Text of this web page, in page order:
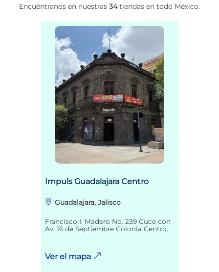
Encuéntranos en nuestras 34tiendas en todo México.
Impuls Guadalajara Centro
Guadalajara, Jalisco
Francisco I. Madero No. 239 Cuce con
Av. 16 de Septiembre Colonia Centro.
Ver el mapa